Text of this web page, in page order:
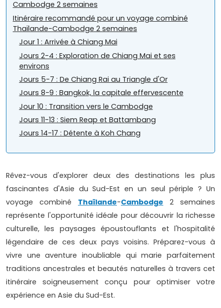
Cambodge 2 semaines
Itinéraire recommandé pour un voyage combiné
Thaïlande-Cambodge 2 semaines
Jour 1 : Arrivée à Chiang Mai
Jours 2-4 : Exploration de Chiang Mai et ses
environs
Jours 5-7 : De Chiang Rai au Triangle d'Or
Jours 8-9 : Bangkok, la capitale effervescente
Jour 10 : Transition vers le Cambodge
Jours 11-13 : Siem Reap et Battambang
Jours 14-17 : Détente à Koh Chang
Rêvez-vous d'explorer deux des destinations les plus
fascinantes d'Asie du Sud-Est en un seul périple ? Un
voyage combiné Thaïlande-Cambodge 2 semaines
représente l'opportunité idéale pour découvrir la richesse
culturelle, les paysages époustouflants et l'hospitalité
légendaire de ces deux pays voisins. Préparez-vous à
vivre une aventure inoubliable qui marie parfaitement
traditions ancestrales et beautés naturelles à travers cet
itinéraire soigneusement conçu pour optimiser votre
expérience en Asie du Sud-Est.